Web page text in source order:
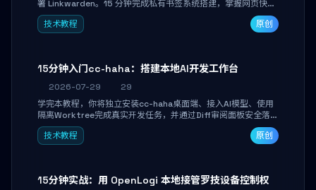
署 Linkwarden。15 分钟完成私有书签系统搭建，掌握网页快照
归档、高亮批注、分类管理与全文搜索。适合开发者与知识工作
者打造个人知识库，资料统一归档，随时检索。
技术教程 原创
15分钟入门cc-haha：搭建本地AI开发工作台
2026-07-29
29
学完本教程，你将独立安装cc-haha桌面端、接入AI模型、使用
隔离Worktree完成真实开发任务，并通过Diff审阅面板安全落地
AI代码改写。告别终端黑盒操作，让AI在沙箱环境中工作，你只
做审阅和决策。
技术教程 原创
15分钟实战：用 OpenLogi 本地接管罗技设备控制权